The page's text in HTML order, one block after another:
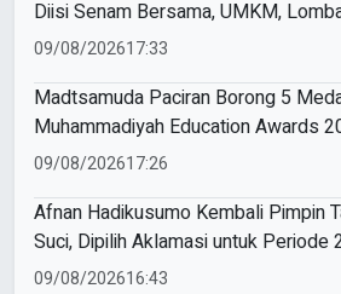
Diisi Senam Bersama, UMKM,
Pemeriksaan Kesehatan, hingga
09/08/202617:33
Madtsamuda Paciran Borong 5
Muhammadiyah Education Awards
09/08/202617:26
Afnan Hadikusumo Kembali Pimpin
Suci, Dipilih Aklamasi untuk Periode
2031
09/08/202616:43